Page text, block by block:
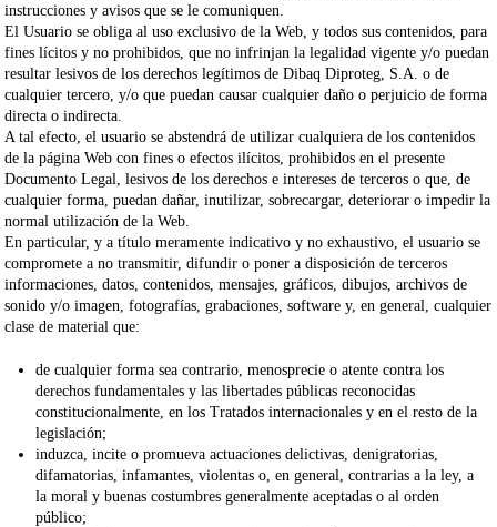
instrucciones y avisos que se le comuniquen.
El Usuario se obliga al uso exclusivo de la Web, y todos sus contenidos, para
fines lícitos y no prohibidos, que no infrinjan la legalidad vigente y/o puedan
resultar lesivos de los derechos legítimos deDibaq Diproteg, S.A.o de
cualquier tercero, y/o que puedan causar cualquier daño o perjuicio de forma
directa o indirecta.
A tal efecto, el usuario se abstendrá de utilizar cualquiera de los contenidos
de la página Web con fines o efectos ilícitos, prohibidos en el presente
Documento Legal, lesivos de los derechos e intereses de terceros o que, de
cualquier forma, puedan dañar, inutilizar, sobrecargar, deteriorar o impedir la
normal utilización de la Web.
En particular, y a título meramente indicativo y no exhaustivo, el usuario se
compromete ano transmitir, difundir o poner a disposición de terceros
informaciones, datos, contenidos, mensajes, gráficos, dibujos, archivos de
sonido y/o imagen, fotografías, grabaciones, software y, en general,cualquier
clase de material que:
de cualquier forma sea contrario, menosprecie o atente contra los
derechos fundamentales y las libertades públicas reconocidas
constitucionalmente, en los Tratados internacionales y en el resto de la
legislación;
induzca, incite o promueva actuaciones delictivas, denigratorias,
difamatorias, infamantes, violentas o, en general, contrarias a la ley, a
la moral y buenas costumbres generalmente aceptadas o al orden
público;